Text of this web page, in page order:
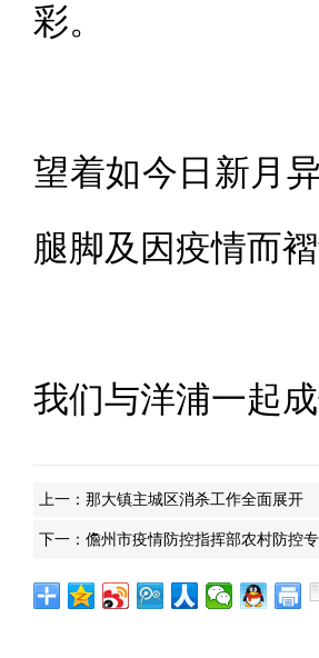
彩。
望着如今日新月
腿脚及因疫情而
我们与洋浦一起
上一： 那大镇主城区消杀工作全面展开
下一： 儋州市疫情防控指挥部农村防控